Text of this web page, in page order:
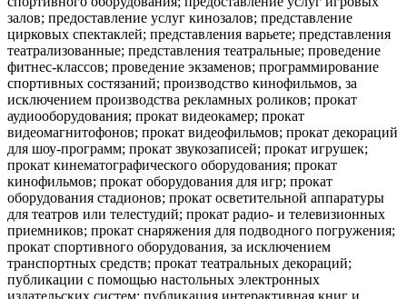
залов; предоставление услуг кинозалов; представление
цирковых спектаклей; представления варьете; представления
театрализованные; представления театральные; проведение
фитнес-классов; проведение экзаменов; программирование
спортивных состязаний; производство кинофильмов, за
исключением производства рекламных роликов; прокат
аудиооборудования; прокат видеокамер; прокат
видеомагнитофонов; прокат видеофильмов; прокат декораций
для шоу-программ; прокат звукозаписей; прокат игрушек;
прокат кинематографического оборудования; прокат
кинофильмов; прокат оборудования для игр; прокат
оборудования стадионов; прокат осветительной аппаратуры
для театров или телестудий; прокат радио- и телевизионных
приемников; прокат снаряжения для подводного погружения;
прокат спортивного оборудования, за исключением
транспортных средств; прокат театральных декораций;
публикации с помощью настольных электронных
издательских систем; публикация интерактивная книг и